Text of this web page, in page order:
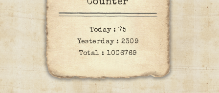
Counter
Today : 75
Yesterday : 2309
Total :1006769